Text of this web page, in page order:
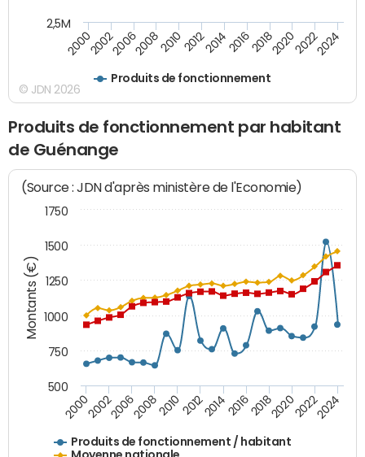
Produits de fonctionnement
200020022006200820102012201420162018202020222024
2,5M
© JDN 2026
Produits de fonctionnement par habitant
de Guénange
Montants (€)
(Source : JDN d'après ministère de l'Economie)
Produits de fonctionnement / habitant
200020022006200820102012201420162018202020222024
500
750
1000
1250
1500
1750